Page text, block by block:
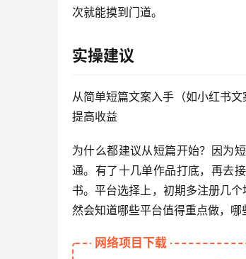
次就能摸到门道。
实操建议
从简单短篇文案入手（如小红书
提高收益
为什么都建议从短篇开始？因为
通。有了十几单作品打底，再去
书。平台选择上，初期多注册几
然会知道哪些平台值得重点做，哪
网络项目下载